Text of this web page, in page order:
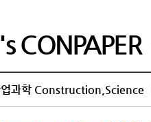
CONPAPER
과학 Construction,Science